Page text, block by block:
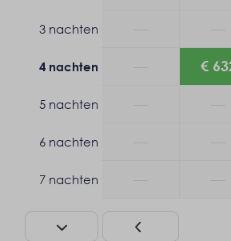
Verwarming &
3 nachten
4 nachten €
5 nachten
6 nachten
7 nachten